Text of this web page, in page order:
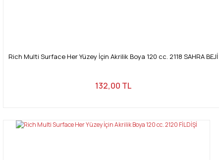
Rich Multi Surface Her Yüzey İçin Akrilik Boya 120 cc. 2118 SAHRA BEJİ
132,00 TL